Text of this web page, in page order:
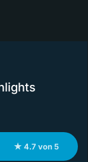
★ 4.7 von 5